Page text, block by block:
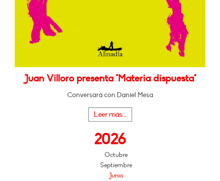
Juan Villoro presenta "Materia dispuesta"
Conversará con Daniel Mesa
Leer más...
2026
Octubre
Septiembre
Junio